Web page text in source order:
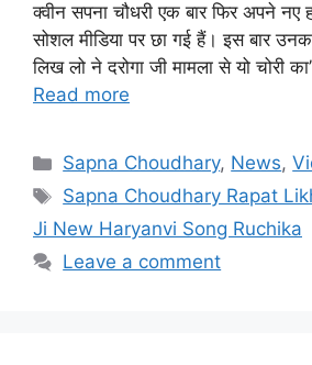
क्वीन सपना चौधरी एक बार फिर अपने नए
सोशल मीडिया पर छा गई हैं। इस बार
लिख लो ने दरोगा जी मामला से यो चोरी
Read more
Categories
Sapna Choudhary, News,
Tags
Sapna Choudhary Rapat
Ji New Haryanvi Song Ruchika
Leave a comment